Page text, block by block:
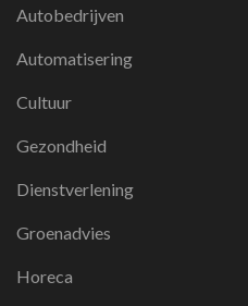
Autobedrijven
Automatisering
Cultuur
Gezondheid
Dienstverlening
Groenadvies
Horeca